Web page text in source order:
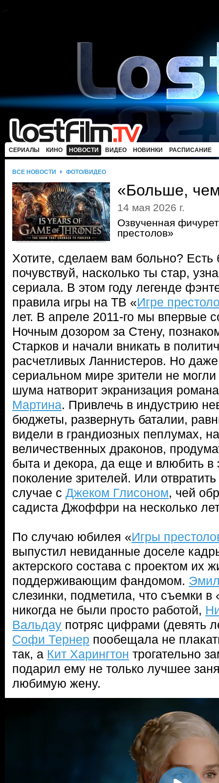
СЕРИАЛЫ КИНО НОВОСТИ ВИДЕО НОВИНКИ РАСПИСАНИЕ
ВСЕ НОВОСТИ ФОТО/ВИДЕО
«Больше,
14 мая 2026 г.
Озвученная
престолов»
Хотите, сделаем вам больно?
почувствуй, насколько ты стар,
сериала. В этом году легенде
правила игры на ТВ «Игре
лет. В апреле 2011-го мы впервые
Ночным дозором за Стену,
Старков и начали вникать в
расчетливых Ланнистеров. Но
сериальном мире зрители не могли
шума натворит экранизация
Мартина. Привлечь в индустрию
бюджеты, развернуть баталии,
видели в грандиозных пеплумах,
величественных драконов,
быта и декора, да еще и влюбить в
поколение зрителей. Или
случае с Джеком Глисоном, чей
садиста Джоффри на несколько
По случаю юбилея «Игры
выпустил невиданные доселе
актерского состава с проектом их
поддерживающим фандомом.
слезинки, подметила, что съемки в
никогда не были просто работой,
Вальдау потряс цифрами (девять
Софи Тернер пообещала не
так, а Кит Харингтон трогательно
подарил ему не только лучшее
любимую жену.